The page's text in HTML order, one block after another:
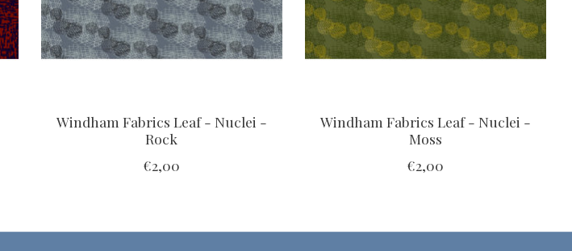
Windham Fabrics Leaf - Nuclei -
Rock
€2,00
Windham Fabrics Leaf - Nuclei -
Moss
€2,00